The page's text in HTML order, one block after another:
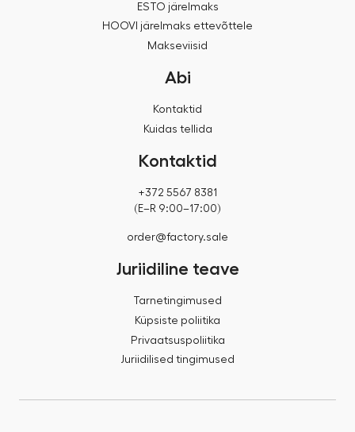
ESTO järelmaks
HOOVI järelmaks ettevõttele
Makseviisid
Abi
Kontaktid
Kuidas tellida
Kontaktid
+372 5567 8381
(E–R 9:00–17:00)
order@factory.sale
Juriidiline teave
Tarnetingimused
Küpsiste poliitika
Privaatsuspoliitika
Juriidilised tingimused